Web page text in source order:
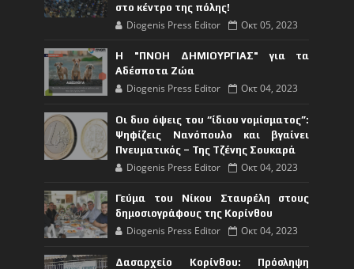
στο κέντρο της πόλης!
Diogenis Press Editor Οκτ 05, 2023
Η "ΠΝΟΗ ΔΗΜΙΟΥΡΓΙΑΣ" για τα
Αδέσποτα Ζώα
Diogenis Press Editor Οκτ 04, 2023
Οι δυο όψεις του “ίδιου νομίσματος”:
Ψηφίζεις Νανόπουλο και βγαίνει
Πνευματικός – Της Τζένης Σουκαρά
Diogenis Press Editor Οκτ 04, 2023
Γεύμα του Νίκου Σταυρέλη στους
δημοσιογράφους της Κορίνθου
Diogenis Press Editor Οκτ 04, 2023
Δασαρχείο Κορίνθου: Πρόσληψη